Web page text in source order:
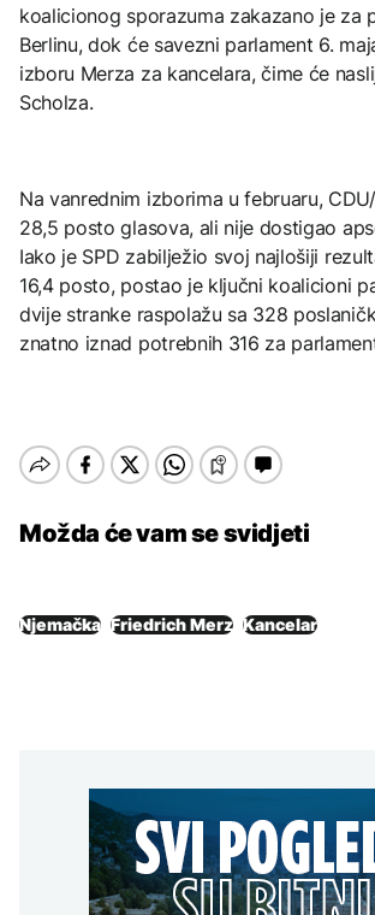
koalicionog sporazuma zakazano je za
Berlinu, dok će savezni parlament 6.
izboru Merza za kancelara, čime će
Scholza.
Na vanrednim izborima u februaru,
28,5 posto glasova, ali nije dostigao
Iako je SPD zabilježio svoj najlošiji
16,4 posto, postao je ključni koalicioni
dvije stranke raspolažu sa 328
znatno iznad potrebnih 316 za
Možda će vam se svidjeti
Njemačka Friedrich Merz Kancelar